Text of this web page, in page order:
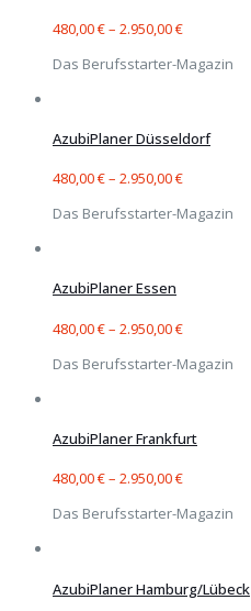
480,00€– 2.950,00€
Das Berufsstarter-Magazin
AzubiPlaner Düsseldorf
480,00€– 2.950,00€
Das Berufsstarter-Magazin
AzubiPlaner Essen
480,00€– 2.950,00€
Das Berufsstarter-Magazin
AzubiPlaner Frankfurt
480,00€– 2.950,00€
Das Berufsstarter-Magazin
AzubiPlaner Hamburg/Lübeck